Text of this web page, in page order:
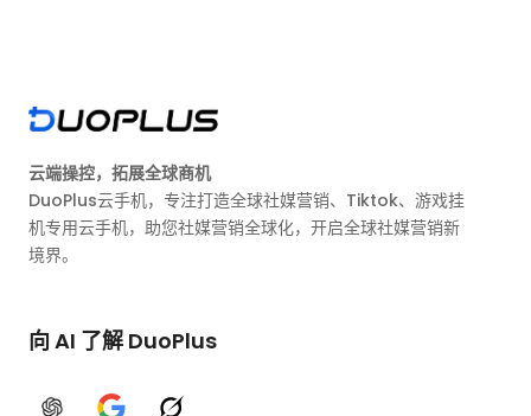
云端操控，拓展全球商机
DuoPlus云手机，专注打造全球社媒营销、Tiktok、游戏挂
机专用云手机，助您社媒营销全球化，开启全球社媒营销新
境界。
向 AI 了解 DuoPlus